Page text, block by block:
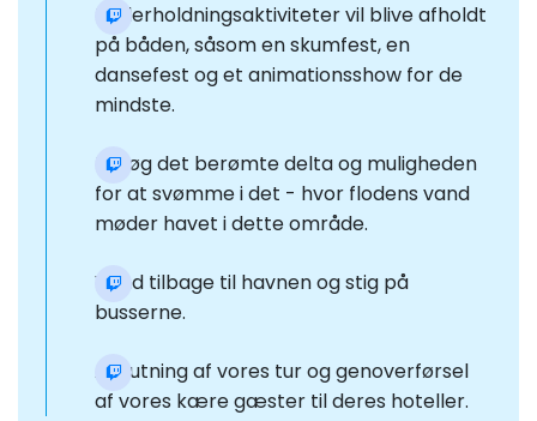
Underholdningsaktiviteter vil blive afholdt
på båden, såsom en skumfest, en
dansefest og et animationsshow for de
mindste.
Besøg det berømte delta og muligheden
for at svømme i det - hvor flodens vand
møder havet i dette område.
Vend tilbage til havnen og stig på
busserne.
Afslutning af vores tur og genoverførsel
af vores kære gæster til deres hoteller.